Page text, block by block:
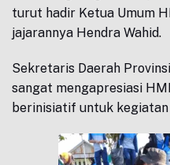
turut hadir Ketua Umum
jajarannya Hendra Wahid.
Sekretaris Daerah
sangat mengapresiasi
berinisiatif untuk